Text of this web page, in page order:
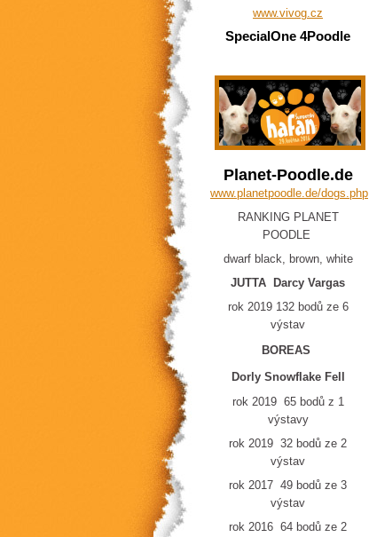
www.vivog.cz
SpecialOne 4Poodle
Planet-Poodle.de
www.planetpoodle.de/dogs.php
RANKING PLANET
POODLE
dwarf black, brown, white
JUTTA Darcy Vargas
rok 2019 132 bodů ze 6
výstav
BOREAS
Dorly Snowflake Fell
rok 2019 65 bodů z 1
výstavy
rok 2019 32 bodů ze 2
výstav
rok 2017 49 bodů ze 3
výstav
rok 2016 64 bodů ze 2